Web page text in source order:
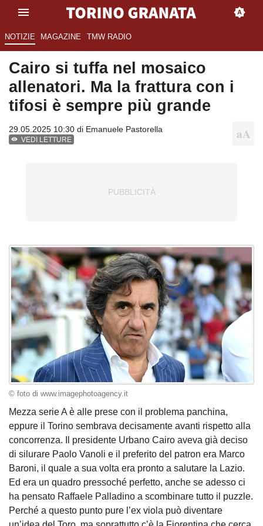
NOTIZIE MAGAZINE TMW RADIO
Cairo si tuffa nel mosaico
allenatori. Ma la frattura con i
tifosi è sempre più grande
29.05.2025 10:30 di Emanuele Pastorella
VEDI LETTURE
© foto di www.imagephotoagency.it
Mezza serie A è alle prese con il problema panchina,
eppure il Torino sembrava decisamente avanti rispetto alla
concorrenza. Il presidente Urbano Cairo aveva già deciso
di silurare Paolo Vanoli e il preferito del patron era Marco
Baroni, il quale a sua volta era pronto a salutare la Lazio.
Ed era un quadro pressoché perfetto, anche se adesso ci
ha pensato Raffaele Palladino a scombinare tutto il puzzle.
Perché a questo punto pure l’ex viola può diventare